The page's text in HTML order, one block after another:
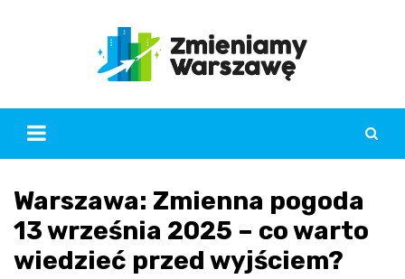
Warszawa: Zmienna pogoda
13 września 2025 – co warto
wiedzieć przed wyjściem?